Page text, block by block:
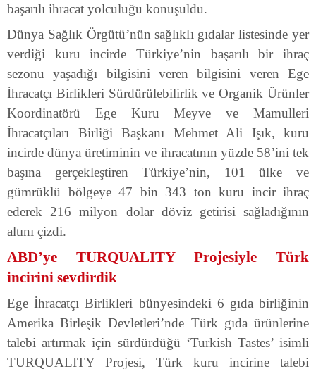
başarılı ihracat yolculuğu konuşuldu.
Dünya Sağlık Örgütü’nün sağlıklı gıdalar listesinde yer
verdiği kuru incirde Türkiye’nin başarılı bir ihraç
sezonu yaşadığı bilgisini veren bilgisini veren Ege
İhracatçı Birlikleri Sürdürülebilirlik ve Organik Ürünler
Koordinatörü Ege Kuru Meyve ve Mamulleri
İhracatçıları Birliği Başkanı Mehmet Ali Işık, kuru
incirde dünya üretiminin ve ihracatının yüzde 58’ini tek
başına gerçekleştiren Türkiye’nin, 101 ülke ve
gümrüklü bölgeye 47 bin 343 ton kuru incir ihraç
ederek 216 milyon dolar döviz getirisi sağladığının
altını çizdi.
ABD’ye TURQUALITY Projesiyle Türk
incirini sevdirdik
Ege İhracatçı Birlikleri bünyesindeki 6 gıda birliğinin
Amerika Birleşik Devletleri’nde Türk gıda ürünlerine
talebi artırmak için sürdürdüğü ‘Turkish Tastes’ isimli
TURQUALITY Projesi, Türk kuru incirine talebi